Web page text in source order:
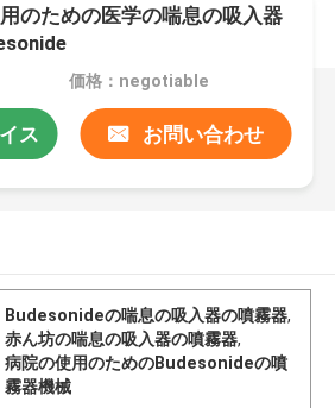
のための医学の喘息の吸入器
価格：negotiable
ス お問い合わせ
Budesonideの喘息の吸入器の噴霧器,
赤ん坊の喘息の吸入器の噴霧器,
病院の使用のためのBudesonideの噴
霧器機械